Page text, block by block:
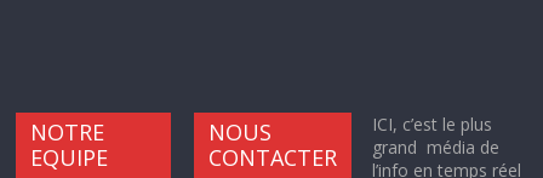
NOTRE
EQUIPE
NOUS
CONTACTER
ICI, c’est le plus
grand média de
l’info en temps réel